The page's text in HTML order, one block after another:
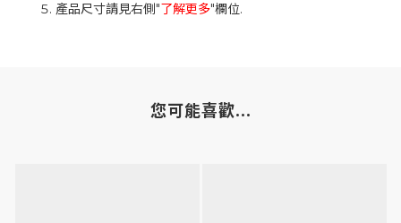
產品尺寸請見右側"了解更多"欄位.
您可能喜歡...